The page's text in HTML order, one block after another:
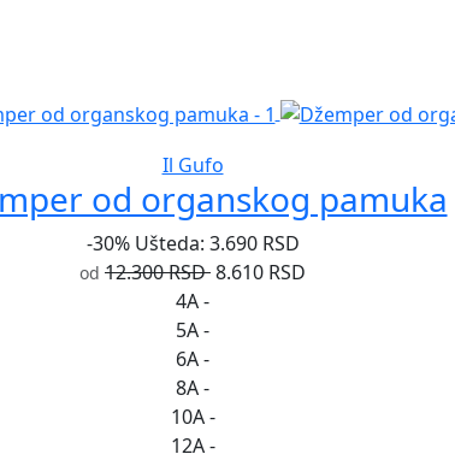
Il Gufo
od organskog pamuka
-30% Ušteda: 3.690 RSD
od 12.300 RSD8.610 RSD
4A-
5A-
6A-
8A-
10A-
12A-